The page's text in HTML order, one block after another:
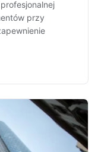
przy